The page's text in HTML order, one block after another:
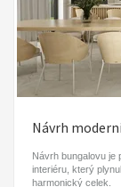
Návrh
Návrh bungalovu je
interiéru, který
harmonický celek.